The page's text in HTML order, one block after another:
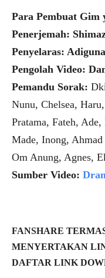
Para Pembuat Gim
Penerjemah:
Penyelaras:
Pengolah Video:
Pemandu Sorak:
Nunu, Chelsea,
Pratama, Fateh,
Made, Inong,
Om Anung, Agnes,
Sumber Video:
FANSHARE
MENYERTAKAN
DAFTAR LINK